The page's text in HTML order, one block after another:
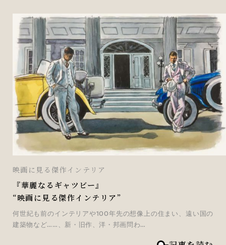
映画に見る傑作インテリア
『華麗なるギャツビー』
“映画に見る傑作インテリア”
何世紀も前のインテリアや100年先の想像上の住まい、遠い国の
建築物など……、新・旧作、洋・邦画問わ…